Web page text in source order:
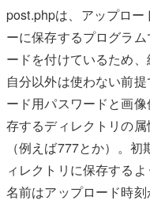
post.phpは、アップロ
ーに保存するプログラ
ードを付けているため、
自分以外は使わない前
ード用パスワードと画
存するディレクトリの
（例えば777とか）。
ィレクトリに保存する
名前はアップロード時刻